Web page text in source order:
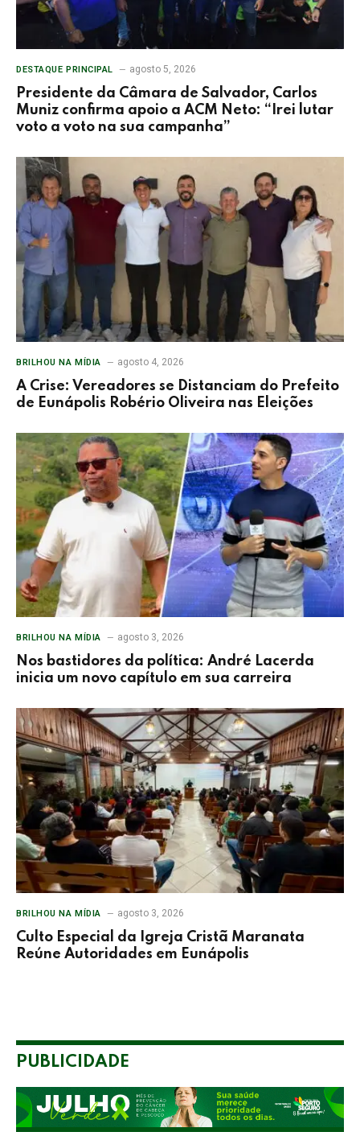
DESTAQUE PRINCIPAL agosto 5, 2026
Presidente da Câmara de Salvador, Carlos
Muniz confirma apoio a ACM Neto: “Irei lutar
voto a voto na sua campanha”
BRILHOU NA MÍDIA agosto 4, 2026
A Crise: Vereadores se Distanciam do Prefeito
de Eunápolis Robério Oliveira nas Eleições
BRILHOU NA MÍDIA agosto 3, 2026
Nos bastidores da política: André Lacerda
inicia um novo capítulo em sua carreira
BRILHOU NA MÍDIA agosto 3, 2026
Culto Especial da Igreja Cristã Maranata
Reúne Autoridades em Eunápolis
PUBLICIDADE